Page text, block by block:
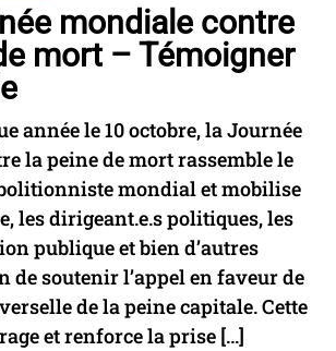
Pays
Egypte
Non abolitionniste
juridique de la peine de mort
Pays
mondiale contre
mort – Témoigner
année le 10 octobre, la Journée
la peine de mort rassemble le
mondial et mobilise
les dirigeant.e.s politiques, les
publique et bien d’autres
de soutenir l’appel en faveur de
de la peine capitale. Cette
et renforce la prise […]